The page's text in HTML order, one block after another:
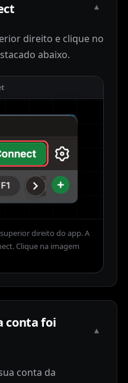
▾
direito e clique no
abaixo.
direito do app. A
conta foi
▾
conta da